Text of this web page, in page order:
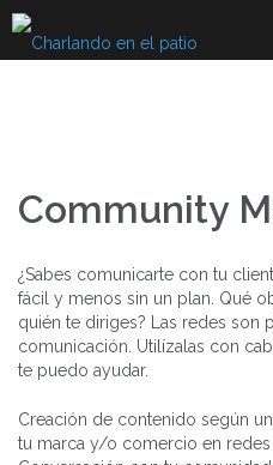
Skip
to
content
Community
¿Sabes comunicarte con tu
fácil y menos sin un plan. Qué
quién te diriges? Las redes son
comunicación. Utilízalas con
te puedo ayudar.
Creación de contenido según
tu marca y/o comercio en